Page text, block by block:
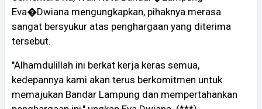
Eva�Dwiana mengungkapkan, pihaknya merasa
sangat bersyukur atas penghargaan yang diterima
tersebut.
"Alhamdulillah ini berkat kerja keras semua,
kedepannya kami akan terus berkomitmen untuk
memajukan Bandar Lampung dan mempertahankan